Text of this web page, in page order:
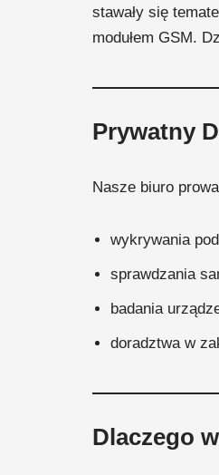
stawały się
modułem GSM.
Prywatny
Nasze biuro
wykrywania
sprawdzania
badania
doradztwa w
Dlaczego